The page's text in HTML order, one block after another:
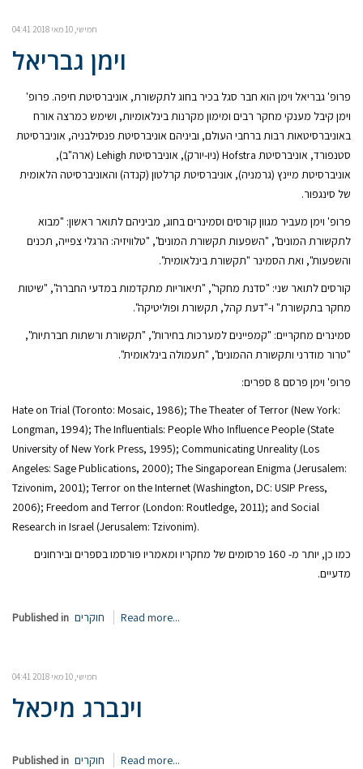
חמישי, 10 מאי 2018 04:41
וימן גבריאל
פרופ' גבריאל וימן הוא חבר סגל בכיר בחוג לתקשורת, אוניברסיטת חיפה. פרופ'
וימן קיבל מענקי מחקר רבים ומימון מקרנות בינלאומיות, ושימש כמרצה אורח
באוניברסיטאות רבות ברחבי העולם, וביניהם אוניברסיטת פנסילבניה, אוניברסיטת
סטנפורד, אוניברסיטת Hofstra (ניו-יורק), אוניברסיטת Lehigh (ארה"ב),
אוניברסיטת מיינץ (גרמניה), אוניברסיטת קרלטון (קנדה) והאוניברסיטה הלאומית
של סינגפור.
פרופ' וימן מעביר מגוון קורסים וסמינרים בחוג, מביניהם לתואר ראשון: "מבוא
לתקשורת המונים", "השפעות תקשורת המונים", "טלוויזיה: הרגלי צפייה, תכנים
והשפעות", ואת הסמינר "תקשורת בינלאומית".
קורסים לתואר שני: "סדנת מחקר", "תיאוריות מתקדמות במדעי החברה", "שיטות
מחקר בתקשורת" ו-"דעת קהל, תקשורת ופוליטיקה".
סמינרים מחקריים: "קמפיינים למערכות בחירות", "תקשורת ורשתות חברתיות",
"טרור מודרני ותקשורת ההמונים", "תעמולה בינלאומית".
פרופ' וימן פרסם 8 ספרים:
Hate on Trial (Toronto: Mosaic, 1986); The Theater of Terror (New York:
Longman, 1994); The Influentials: People Who Influence People (State
University of New York Press, 1995); Communicating Unreality (Los
Angeles: Sage Publications, 2000); The Singaporean Enigma (Jerusalem:
Tzivonim, 2001); Terror on the Internet (Washington, DC: USIP Press,
2006); Freedom and Terror (London: Routledge, 2011); and Social
Research in Israel (Jerusalem: Tzivonim).
כמו כן, יותר מ- 160 פרסומים של מחקריו ומאמריו פורסמו בספרים ובירחונים
מדעיים.
Published in חוקרים Read more...
חמישי, 10 מאי 2018 04:41
וינברג מיכאל
Published in חוקרים Read more...